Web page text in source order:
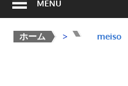
MENU
ホーム > > meiso